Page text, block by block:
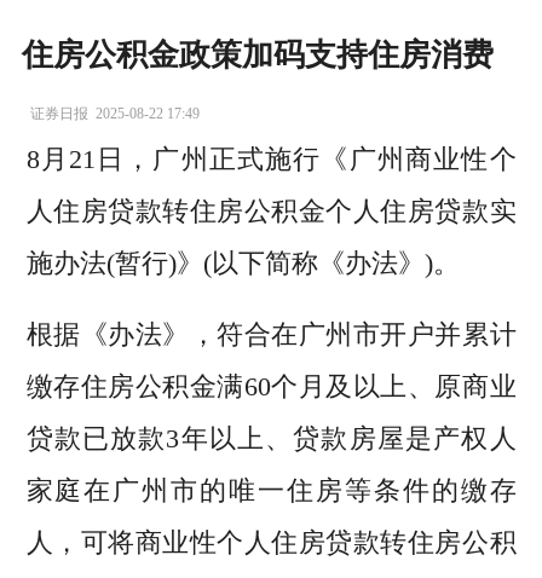
住房公积金政策加码支持住房消费
证券日报 2025-08-22 17:49
8月21日，广州正式施行《广州商业性个
人住房贷款转住房公积金个人住房贷款实
施办法(暂行)》(以下简称《办法》)。
根据《办法》，符合在广州市开户并累计
缴存住房公积金满60个月及以上、原商业
贷款已放款3年以上、贷款房屋是产权人
家庭在广州市的唯一住房等条件的缴存
人，可将商业性个人住房贷款转住房公积